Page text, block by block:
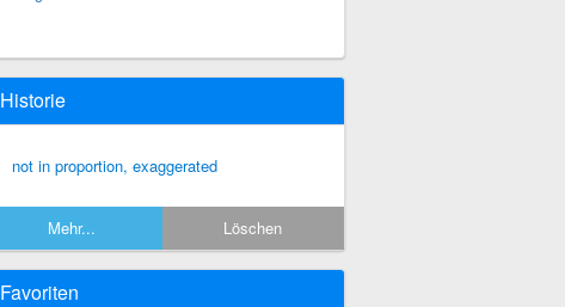
Historie
not in proportion, exaggerated
Mehr... Löschen
Favoriten